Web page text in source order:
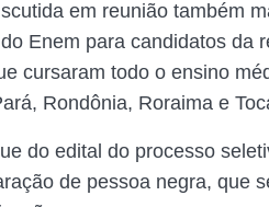
em reunião também
Enem para candidatos da
cursaram todo o ensino
Rondônia, Roraima e
do edital do processo
de pessoa negra, que